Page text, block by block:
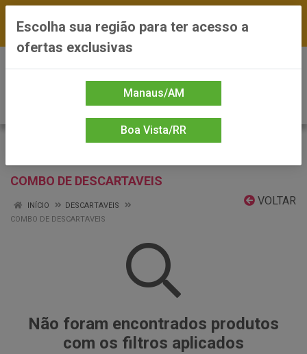
*Preços exclusivos do site — Entrega em até 24h
COMBO DE DESCARTAVEIS
VOLTAR
INÍCIO
DESCARTAVEIS
COMBO DE DESCARTAVEIS
Não foram encontrados produtos
com os filtros aplicados
Escolha sua região para ter acesso a
ofertas exclusivas
Manaus/AM
Boa Vista/RR